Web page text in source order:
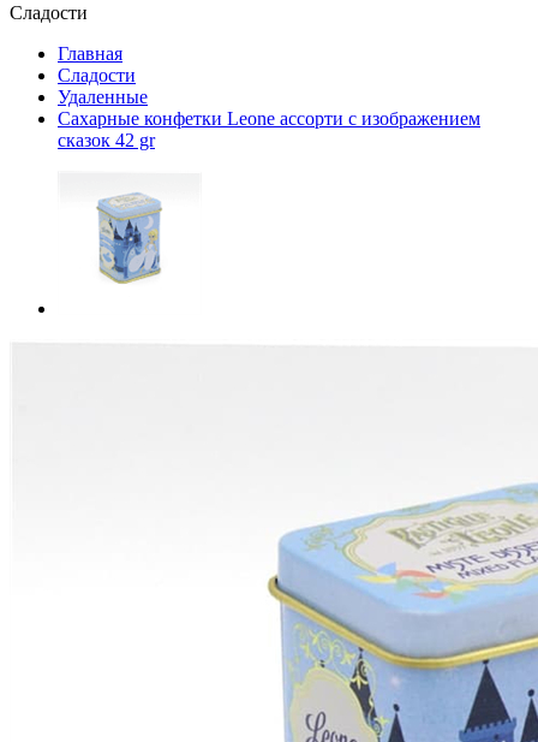
Сладости
Главная
Сладости
Удаленные
Сахарные конфетки Leone ассорти с изображением
сказок 42 gr